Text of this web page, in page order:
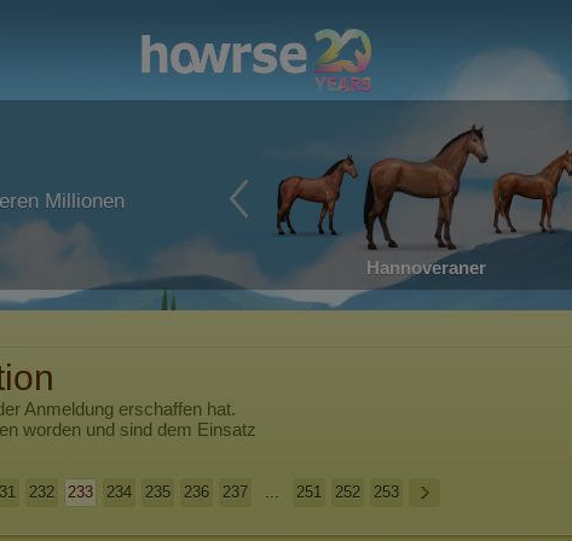
Millionen
Hannoveraner
Anmeldung erschaffen hat.
worden und sind dem Einsatz
232 233 234 235 236 237 ... 251 252 253